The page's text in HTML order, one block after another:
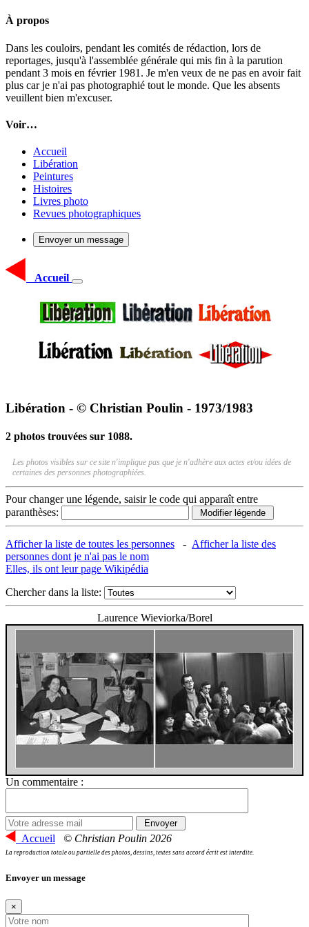
À propos
Dans les couloirs, pendant les comités de rédaction, lors de
reportages, jusqu'à l'assemblée générale qui mis fin à la parution
pendant 3 mois en février 1981. Je m'en veux de ne pas en avoir fait
plus car je n'ai pas photographié tout le monde. Que les absents
veuillent bien m'excuser.
Voir…
Accueil
Libération
Peintures
Histoires
Livres photo
Revues photographiques
Envoyer un message
Accueil
Libération - © Christian Poulin - 1973/1983
2 photos trouvées sur 1088.
Les photos visibles sur ce site n'implique pas que je n'adhère aux actes et/ou idées de
certaines des personnes photographiées.
Pour changer une légende, saisir le code qui apparaît entre
paranthèses:
Afficher la liste de toutes les personnes - Afficher la liste des
personnes dont je n'ai pas le nom
Elles, ils ont leur page Wikipédia
Chercher dans la liste:
Laurence Wieviorka/Borel
Un commentaire :
Accueil © Christian Poulin 2026
La reproduction totale ou partielle des photos, dessins, textes sans accord écrit est interdite.
Envoyer un message
×